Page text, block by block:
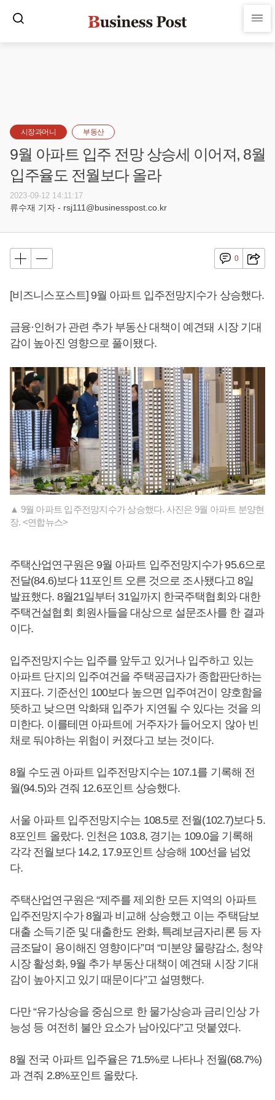
시장과머니 부동산
9월 아파트 입주 전망 상승세 이어져, 8월
입주율도 전월보다 올라
2023-09-12 14:11:17
류수재 기자 - rsj111@businesspost.co.kr
0
[비즈니스포스트] 9월 아파트 입주전망지수가 상승했다.
금융·인허가 관련 추가 부동산 대책이 예견돼 시장 기대
감이 높아진 영향으로 풀이됐다.
▲ 9월 아파트 입주전망지수가 상승했다. 사진은 9월 아파트 분양현
장. <연합뉴스>
주택산업연구원은 9월 아파트 입주전망지수가 95.6으로
전달(84.6)보다 11포인트 오른 것으로 조사됐다고 8일
발표했다. 8월21일부터 31일까지 한국주택협회와 대한
주택건설협회 회원사들을 대상으로 설문조사를 한 결과
이다.
입주전망지수는 입주를 앞두고 있거나 입주하고 있는
아파트 단지의 입주여건을 주택공급자가 종합판단하는
지표다. 기준선인 100보다 높으면 입주여건이 양호함을
뜻하고 낮으면 악화돼 입주가 지연될 수 있다는 것을 의
미한다. 이를테면 아파트에 거주자가 들어오지 않아 빈
채로 둬야하는 위험이 커졌다고 보는 것이다.
8월 수도권 아파트 입주전망지수는 107.1를 기록해 전
월(94.5)와 견줘 12.6포인트 상승했다.
서울 아파트 입주전망지수는 108.5로 전월(102.7)보다 5.
8포인트 올랐다. 인천은 103.8, 경기는 109.0을 기록해
각각 전월보다 14.2, 17.9포인트 상승해 100선을 넘었
다.
주택산업연구원은 “제주를 제외한 모든 지역의 아파트
입주전망지수가 8월과 비교해 상승했고 이는 주택담보
대출 소득기준 및 대출한도 완화, 특례보금자리론 등 자
금조달이 용이해진 영향이다”며 “미분양 물량감소, 청약
시장 활성화, 9월 추가 부동산 대책이 예견돼 시장 기대
감이 높아지고 있기 때문이다”고 설명했다.
다만 “유가상승을 중심으로 한 물가상승과 금리인상 가
능성 등 여전히 불안 요소가 남아있다”고 덧붙였다.
8월 전국 아파트 입주율은 71.5%로 나타나 전월(68.7%)
과 견줘 2.8%포인트 올랐다.